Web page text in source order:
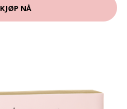
KJØP NÅ